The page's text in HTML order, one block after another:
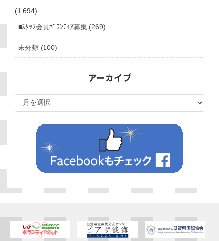
(1,694)
■ｽﾀｯﾌ会員ﾎﾞﾗﾝﾃｨｱ募集 (269)
未分類 (100)
アーカイブ